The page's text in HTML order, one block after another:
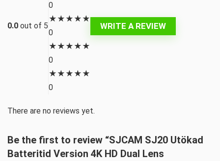
0.0 out of 5
0
★ ★ ★ ★ ★
0
★ ★ ★ ★ ★
0
★ ★ ★ ★ ★
0
WRITE A REVIEW
There are no reviews yet.
Be the first to review “SJCAM SJ20 Utökad
Batteritid Version 4K HD Dual Lens